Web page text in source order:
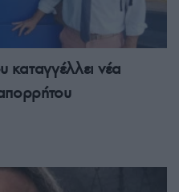
καταγγέλλει νέα